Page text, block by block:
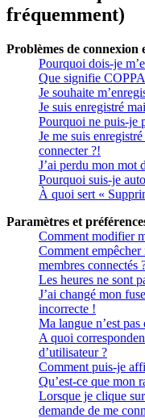
fréquemment)
Problèmes de connexion
Pourquoi dois-je
Que signifie
Je souhaite
Je suis enregistré
Pourquoi ne puis-je
Je me suis
connecter ?!
J’ai perdu mon mot
Pourquoi suis-je
À quoi sert «
Paramètres et
Comment modifier
Comment empêcher
membres connectés
Les heures ne sont
J’ai changé mon
incorrecte !
Ma langue n’est pas
A quoi
d’utilisateur ?
Comment puis-je
Qu’est-ce que mon
Lorsque je clique
demande de me